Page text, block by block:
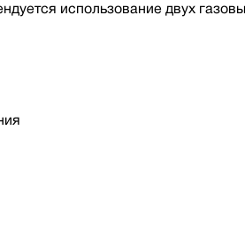
использование двух